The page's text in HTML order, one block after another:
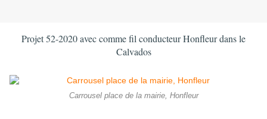
Projet 52-2020 avec comme fil conducteur Honfleur dans le
Calvados
Carrousel place de la mairie, Honfleur